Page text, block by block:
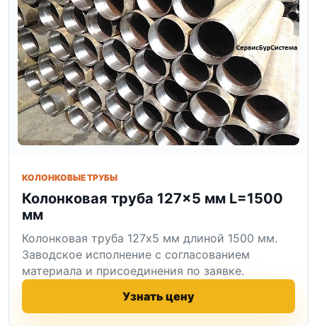
КОЛОНКОВЫЕ ТРУБЫ
Колонковая труба 127×5 мм L=1500
мм
Колонковая труба 127x5 мм длиной 1500 мм.
Заводское исполнение с согласованием
материала и присоединения по заявке.
Узнать цену